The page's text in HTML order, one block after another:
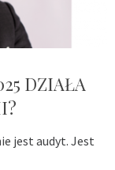
DZIAŁA
jest audyt. Jest